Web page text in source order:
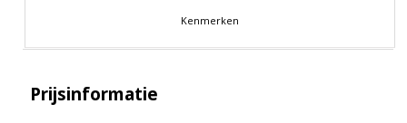
Kenmerken
Prijsinformatie